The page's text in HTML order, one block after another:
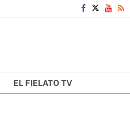
EL FIELATO TV